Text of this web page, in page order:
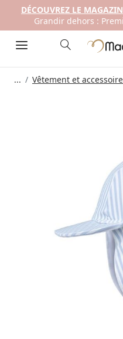
DÉCOUVREZ LE
Grandir dehors :
... Vêtement et